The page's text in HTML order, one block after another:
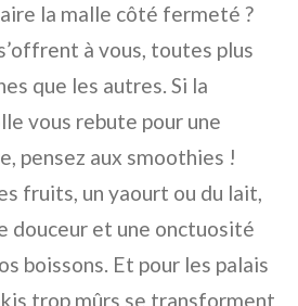
la malle côté fermeté ?
à vous, toutes plus
que les autres. Si la
vous rebute pour une
pensez aux smoothies !
fruits, un yaourt ou du lait,
douceur et une onctuosité
boissons. Et pour les palais
trop mûrs se transforment